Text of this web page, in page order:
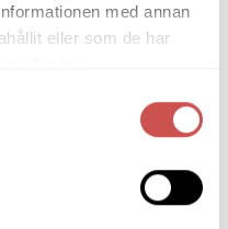
med annan
eller som de har